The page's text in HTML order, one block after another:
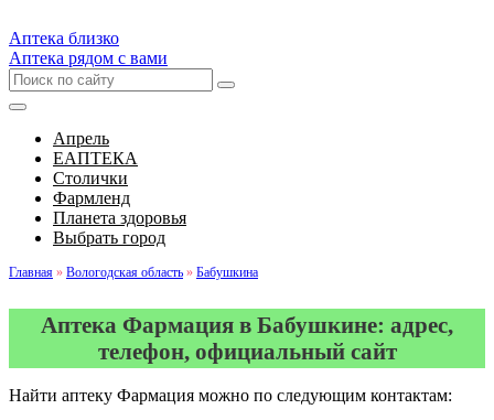
Аптека близко
Аптека рядом с вами
Апрель
ЕАПТЕКА
Столички
Фармленд
Планета здоровья
Выбрать город
Главная » Вологодская область » Бабушкина
Аптека Фармация в Бабушкине: адрес,
телефон, официальный сайт
Найти аптеку Фармация можно по следующим контактам: